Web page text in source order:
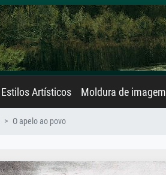
Estilos Artísticos Moldura de imagem
O apelo ao povo